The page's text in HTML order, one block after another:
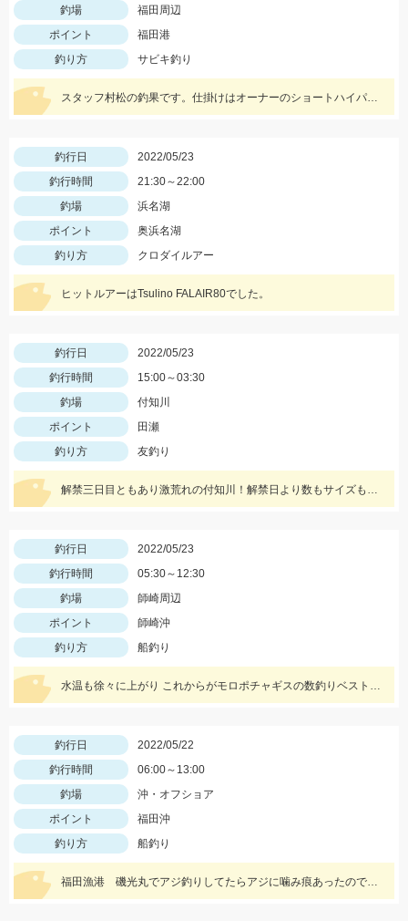
釣場
福田周辺
ポイント
福田港
釣り方
サビキ釣り
スタッフ村松の釣果です。仕掛けはオーナーのショートハイパーパニック4号を使用し、にアミエビを付けて釣りました。
釣行日
2022/05/23
釣行時間
21:30～22:00
釣場
浜名湖
ポイント
奥浜名湖
釣り方
クロダイルアー
ヒットルアーはTsulino FALAIR80でした。
釣行日
2022/05/23
釣行時間
15:00～03:30
釣場
付知川
ポイント
田瀬
釣り方
友釣り
解禁三日目ともあり激荒れの付知川！解禁日より数もサイズも落ちてますが丁寧に探れば釣れます。四日目も頑張ります！
釣行日
2022/05/23
釣行時間
05:30～12:30
釣場
師崎周辺
ポイント
師崎沖
釣り方
船釣り
水温も徐々に上がり これからがモロポチャギスの数釣りベストシーズンインですよッ(・∀・)b
釣行日
2022/05/22
釣行時間
06:00～13:00
釣場
沖・オフショア
ポイント
福田沖
釣り方
船釣り
福田漁港 磯光丸でアジ釣りしてたらアジに噛み痕あったので船長の許可もらって泳がせしていっぱつでした。